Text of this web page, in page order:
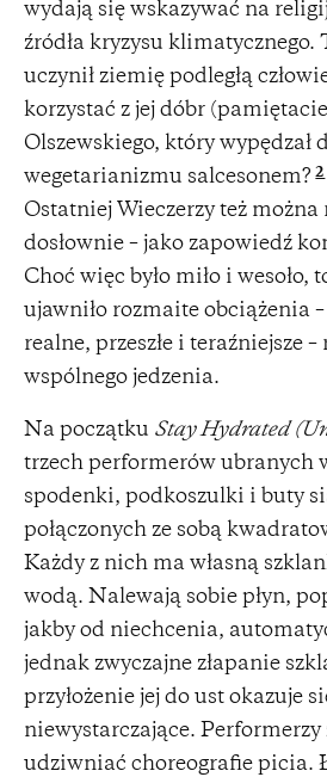
wydają się wskazywać na
źródła kryzysu klimatycznego.
uczynił ziemię podległą
korzystać z jej dóbr
Olszewskiego, który wypędzał
wegetarianizmu salcesonem? 2
Ostatniej Wieczerzy też można
dosłownie – jako zapowiedź
Choć więc było miło i wesoło,
ujawniło rozmaite obciążenia
realne, przeszłe i teraźniejsze –
wspólnego jedzenia.
Na początku Stay Hydrated
trzech performerów ubranych
spodenki, podkoszulki i buty
połączonych ze sobą
Każdy z nich ma własną
wodą. Nalewają sobie płyn,
jakby od niechcenia,
jednak zwyczajne złapanie
przyłożenie jej do ust okazuje
niewystarczające. Performerzy
udziwniać choreografie picia.